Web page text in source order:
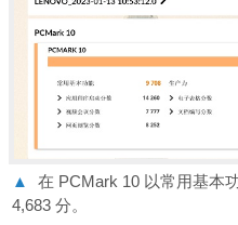
▲
在 PCMark 10 以常用基本
4,683 分。